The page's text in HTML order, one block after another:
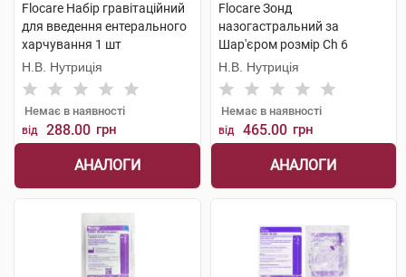
Flocare Набір гравітаційний
для введення ентерального
харчування 1 шт
Н.В. Нутриція
Немає в наявності
від 288.00 грн
АНАЛОГИ
Flocare Зонд
назогастральний за
Шар'єром розмір Ch 6
довжина 60 см 1 шт
Н.В. Нутриція
Немає в наявності
від 465.00 грн
АНАЛОГИ